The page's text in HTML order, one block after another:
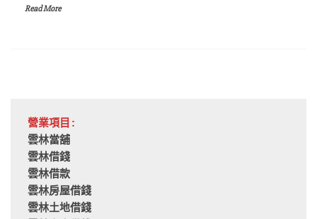
Read More
營業項目:
雲林當舖
雲林借錢
雲林借款
雲林房屋借錢
雲林土地借錢